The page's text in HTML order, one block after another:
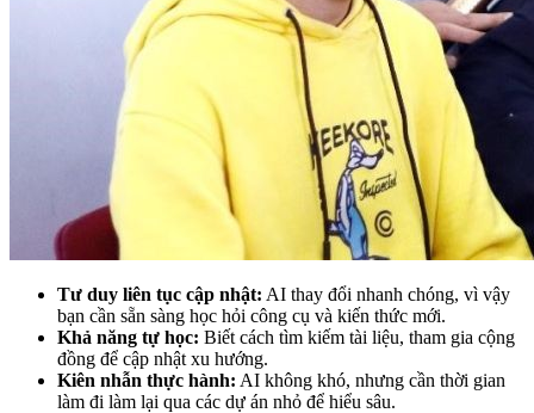
Tư duy liên tục cập nhật: AI thay đổi nhanh chóng, vì vậy
bạn cần sẵn sàng học hỏi công cụ và kiến thức mới.
Khả năng tự học: Biết cách tìm kiếm tài liệu, tham gia cộng
đồng để cập nhật xu hướng.
Kiên nhẫn thực hành: AI không khó, nhưng cần thời gian
làm đi làm lại qua các dự án nhỏ để hiểu sâu.